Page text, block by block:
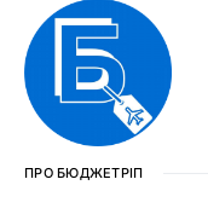
ПРО БЮДЖЕТРІП